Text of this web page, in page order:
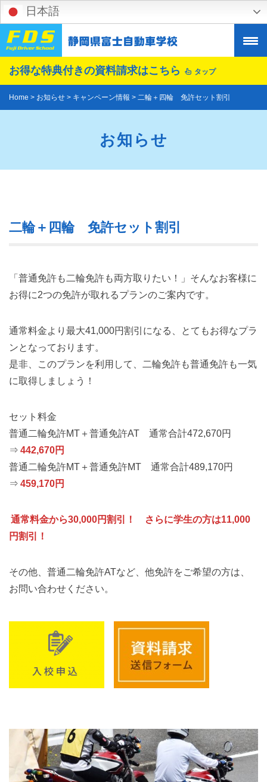
Skip
content
お得な特典付きの資料請求はこちら タップ
Home > お知らせ > キャンペーン情報 > 二輪＋四輪 免許セット割引
お知らせ
二輪＋四輪 免許セット割引
「普通免許も二輪免許も両方取りたい！」そんなお客様に
お得に2つの免許が取れるプランのご案内です。
通常料金より最大41,000円割引になる、とてもお得なプラ
ンとなっております。
是非、このプランを利用して、二輪免許も普通免許も一気
に取得しましょう！
セット料金
普通二輪免許MT＋普通免許AT 通常合計472,670円
⇒ 442,670円
普通二輪免許MT＋普通免許MT 通常合計489,170円
⇒ 459,170円
通常料金から30,000円割引！ さらに学生の方は11,000
円割引！
その他、普通二輪免許ATなど、他免許をご希望の方は、
お問い合わせください。
日本語